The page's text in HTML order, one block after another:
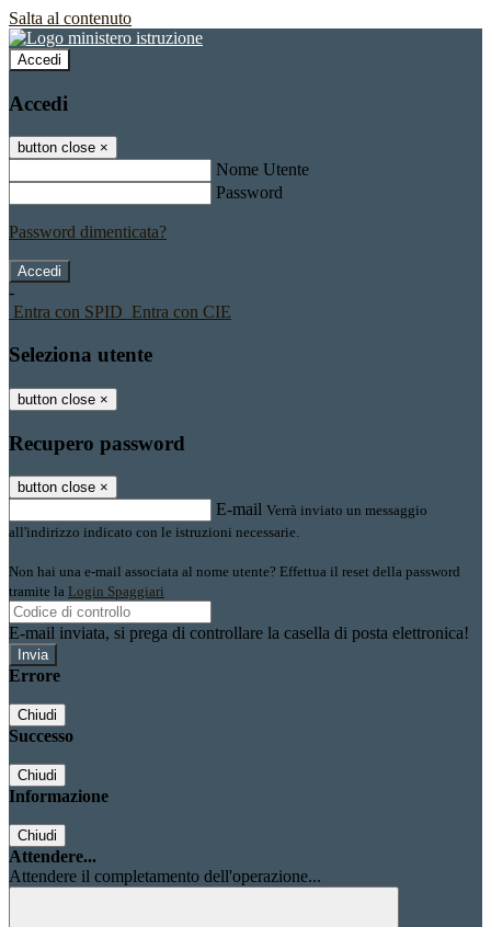
Salta al contenuto
Accedi
Accedi
button close ×
Nome Utente
Password
Password dimenticata?
-
Entra con SPID Entra con CIE
Seleziona utente
button close ×
Recupero password
button close ×
E-mail Verrà inviato un messaggio
all'indirizzo indicato con le istruzioni necessarie.
Non hai una e-mail associata al nome utente? Effettua il reset della password
tramite la Login Spaggiari
E-mail inviata, si prega di controllare la casella di posta elettronica!
Errore
Chiudi
Successo
Chiudi
Informazione
Chiudi
Attendere...
Attendere il completamento dell'operazione...